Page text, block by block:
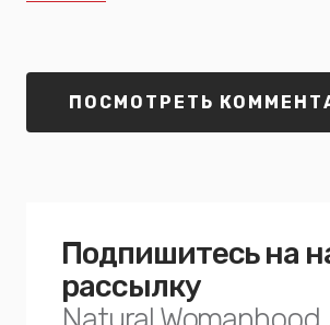
ПОСМОТРЕТЬ
Подпишитесь на
рассылку